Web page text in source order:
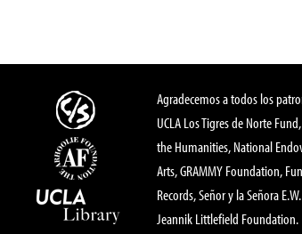
Agradecemos a todos los
UCLA Los Tigres de Norte
the Humanities, National
Arts, GRAMMY Foundation,
Records, Señor y la Señora
Jeannik Littlefield Foundation.